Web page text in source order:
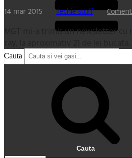
Cauta
Cauta
14 mar 2015 Techie stuff
MGT mi-a trimis un newsletter
ray, la aproximativ 21 de lei